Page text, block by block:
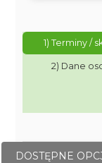
1) Terminy /
2) Dane
DOSTĘPNE